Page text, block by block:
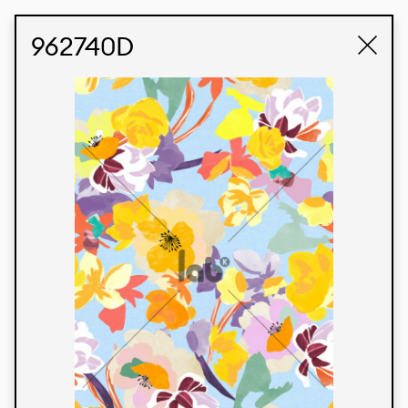
962740D
Produtos
Temos orgulho de expressar nossa identidade
brasileira por meio de nossos tecidos e estampas
personalizadas, trabalhando em colaboração
com nossos clientes e dando vida aos seus
conceitos e criações. Nossa extensa linha de
produtos tem opções para diferentes mercados.
Oferecemos também tecidos ecológicos e
tecnológicos que podem ser acabados em
qualquer cor sólida ou impressão digital.
Cores